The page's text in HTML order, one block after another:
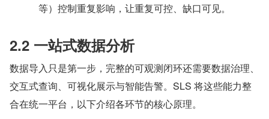
等）控制重复影响，让重复可控、缺口可见。
2.2 一站式数据分析
数据导入只是第一步，完整的可观测闭环还需要数据治理、
交互式查询、可视化展示与智能告警。SLS 将这些能力整
合在统一平台，以下介绍各环节的核心原理。